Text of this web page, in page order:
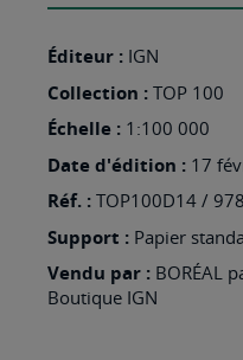
Éditeur : IGN
Collection : TOP 100
Échelle : 1:100 000
Date d'édition : 17
Réf. : TOP100D14 /
Support : Papier
Vendu par : BORÉAL
Boutique IGN